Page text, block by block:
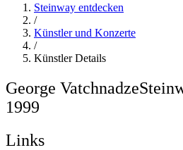
Steinway entdecken
/
Künstler und Konzerte
/
Künstler Details
George Vatchnadze
1999
Links